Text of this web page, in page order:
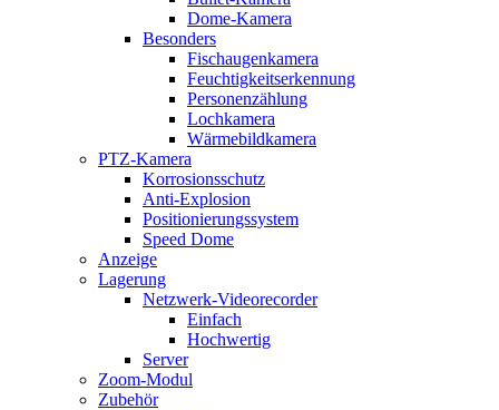
Dome-Kamera
Besonders
Fischaugenkamera
Feuchtigkeitserkennung
Personenzählung
Lochkamera
Wärmebildkamera
PTZ-Kamera
Korrosionsschutz
Anti-Explosion
Positionierungssystem
Speed ​​Dome
Anzeige
Lagerung
Netzwerk-Videorecorder
Einfach
Hochwertig
Server
Zoom-Modul
Zubehör